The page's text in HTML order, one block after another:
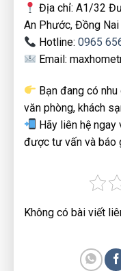
Địa chỉ: A1/32
An Phước, Đồng Nai
Hotline:0965
Email:
Bạn đang có
văn phòng, khách
Hãy liên hệ ngay
được tư vấn và báo
Không có bài viết